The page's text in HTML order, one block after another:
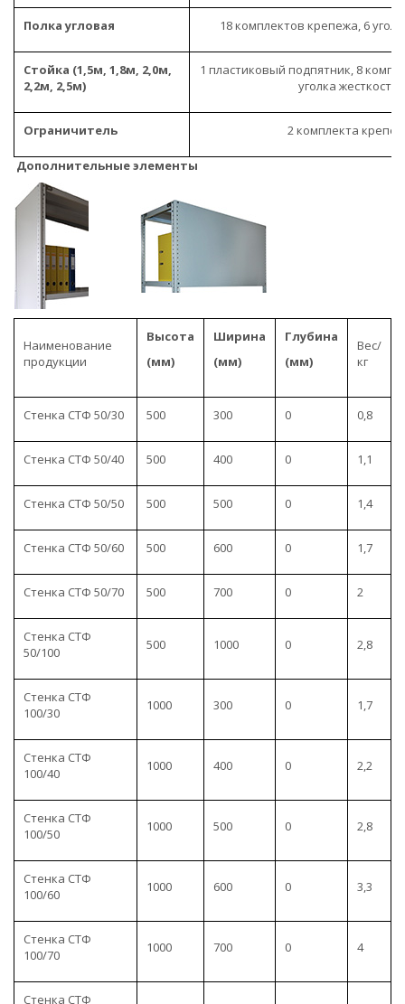
Полка угловая 18 комплектов крепежа, 6
Стойка (1,5м, 1,8м, 2,0м,
2,2м, 2,5м)
1 пластиковый подпятник, 8
уголка жесткости.
Ограничитель 2 комплекта
Дополнительные элементы
Наименование
продукции
Высота
(мм)
Ширина
(мм)
Глубина
(мм)
Вес/
кг
Стенка СТФ 50/30 500 300 0 0,8
Стенка СТФ 50/40 500 400 0 1,1
Стенка СТФ 50/50 500 500 0 1,4
Стенка СТФ 50/60 500 600 0 1,7
Стенка СТФ 50/70 500 700 0 2
Стенка СТФ
50/100
500 1000 0 2,8
Стенка СТФ
100/30
1000 300 0 1,7
Стенка СТФ
100/40
1000 400 0 2,2
Стенка СТФ
100/50
1000 500 0 2,8
Стенка СТФ
100/60
1000 600 0 3,3
Стенка СТФ
100/70
1000 700 0 4
Стенка СТФ